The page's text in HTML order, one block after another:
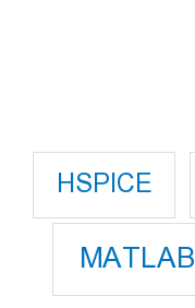
HSPICE
MATLAB